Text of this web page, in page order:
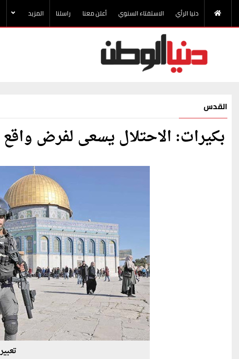
دنيا الرأي الاستفتاء السنوي أعلن معنا راسلنا المزيد
القدس
بكيرات: الاحتلال يسعى لفرض